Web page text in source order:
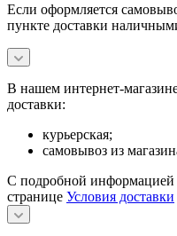
Если оформляется
пункте доставки
В нашем интернет-
доставки:
курьерская;
самовывоз из
С подробной информацией
странице Условия доставки